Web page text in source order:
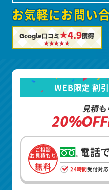
お気軽にお問い
Google口コミ★4.9獲得
WEB限定 割
見積
ご相談
お見積もり
無料
電話
24時間受付対応